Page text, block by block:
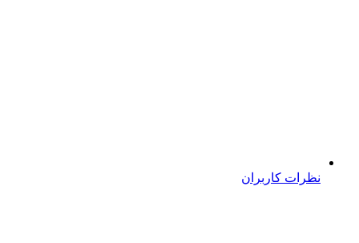
نظرات کاربران